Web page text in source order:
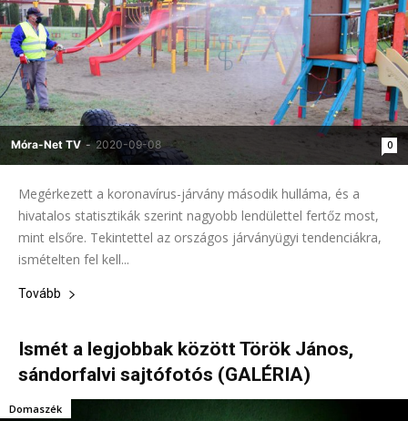
Móra-Net TV - 2020-09-08 0
Megérkezett a koronavírus-járvány második hulláma, és a
hivatalos statisztikák szerint nagyobb lendülettel fertőz most,
mint elsőre. Tekintettel az országos járványügyi tendenciákra,
ismételten fel kell...
Tovább
Ismét a legjobbak között Török János,
sándorfalvi sajtófotós (GALÉRIA)
Domaszék